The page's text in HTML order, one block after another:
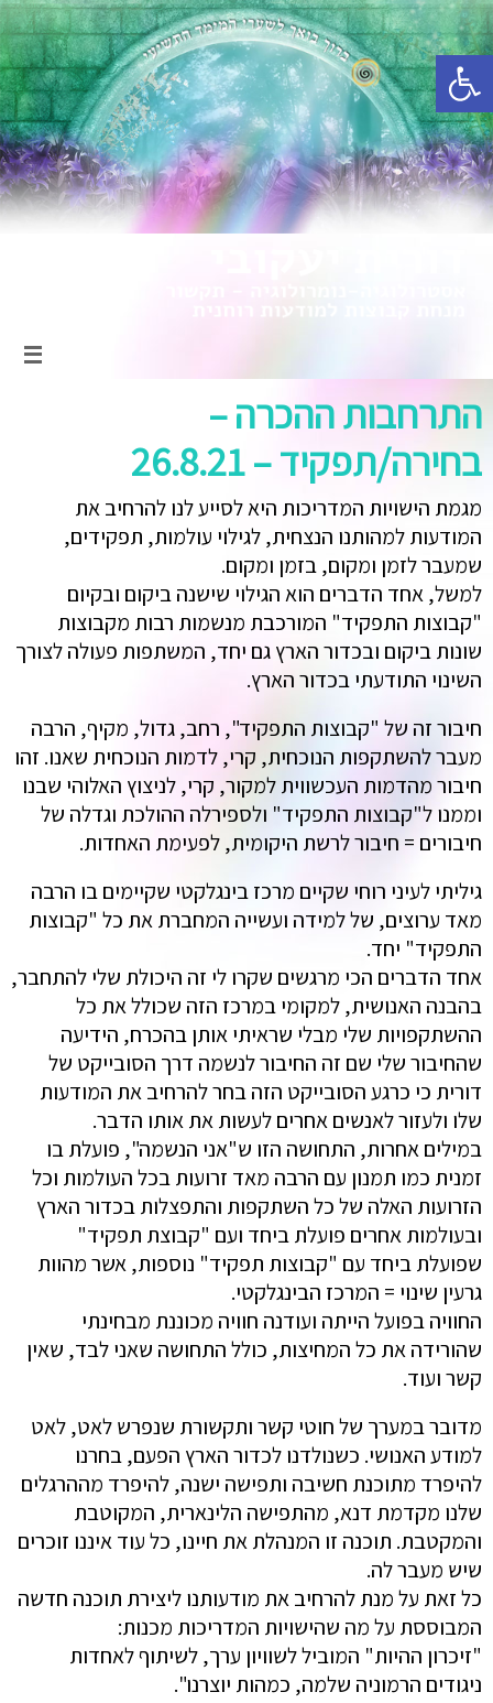
פתח סרגל נגישות
התרחבות ההכרה –
בחירה/תפקיד – 26.8.21
מגמת הישויות המדריכות היא לסייע לנו להרחיב את
המודעות למהותנו הנצחית, לגילוי עולמות, תפקידים,
שמעבר לזמן ומקום, בזמן ומקום.
למשל, אחד הדברים הוא הגילוי שישנה ביקום ובקיום
"קבוצות התפקיד" המורכבת מנשמות רבות מקבוצות
שונות ביקום ובכדור הארץ גם יחד, המשתפות פעולה לצורך
השינוי התודעתי בכדור הארץ.
חיבור זה של "קבוצות התפקיד", רחב, גדול, מקיף, הרבה
מעבר להשתקפות הנוכחית, קרי, לדמות הנוכחית שאנו. זהו
חיבור מהדמות העכשווית למקור, קרי, לניצוץ האלוהי שבנו
וממנו ל"קבוצות התפקיד" ולספירלה ההולכת וגדלה של
חיבורים = חיבור לרשת היקומית, לפעימת האחדות.
גיליתי לעיני רוחי שקיים מרכז בינגלקטי שקיימים בו הרבה
מאד ערוצים, של למידה ועשייה המחברת את כל "קבוצות
התפקיד" יחד.
אחד הדברים הכי מרגשים שקרו לי זה היכולת שלי להתחבר,
בהבנה האנושית, למקומי במרכז הזה שכולל את כל
ההשתקפויות שלי מבלי שראיתי אותן בהכרח, הידיעה
שהחיבור שלי שם זה החיבור לנשמה דרך הסובייקט של
דורית כי כרגע הסובייקט הזה בחר להרחיב את המודעות
שלו ולעזור לאנשים אחרים לעשות את אותו הדבר.
במילים אחרות, התחושה הזו ש"אני הנשמה", פועלת בו
זמנית כמו תמנון עם הרבה מאד זרועות בכל העולמות וכל
הזרועות האלה של כל השתקפות והתפצלות בכדור הארץ
ובעולמות אחרים פועלת ביחד ועם "קבוצת תפקיד"
שפועלת ביחד עם "קבוצות תפקיד" נוספות, אשר מהוות
גרעין שינוי = המרכז הבינגלקטי.
החוויה בפועל הייתה ועודנה חוויה מכוננת מבחינתי
שהורידה את כל המחיצות, כולל התחושה שאני לבד, שאין
קשר ועוד.
מדובר במערך של חוטי קשר ותקשורת שנפרש לאט, לאט
למודע האנושי. כשנולדנו לכדור הארץ הפעם, בחרנו
להיפרד מתוכנת חשיבה ותפישה ישנה, להיפרד מההרגלים
שלנו מקדמת דנא, מהתפישה הלינארית, המקוטבת
והמקטבת. תוכנה זו המנהלת את חיינו, כל עוד איננו זוכרים
שיש מעבר לה.
כל זאת על מנת להרחיב את מודעותנו ליצירת תוכנה חדשה
המבוססת על מה שהישויות המדריכות מכנות:
"זיכרון ההיות" המוביל לשוויון ערך, לשיתוף לאחדות
ניגודים הרמוניה שלמה, כמהות יוצרנו".